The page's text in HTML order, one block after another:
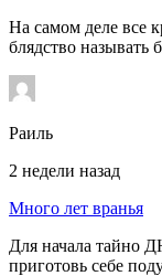
На самом деле все
блядство называть
Раиль
2 недели назад
Много лет вранья
Для начала тайно
приготовь себе